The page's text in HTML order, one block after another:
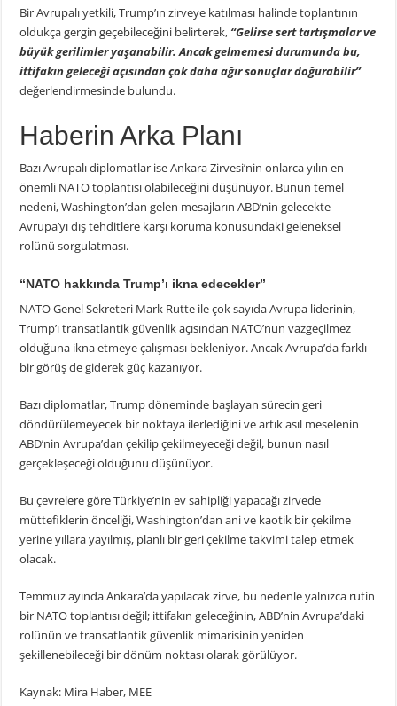
Bir Avrupalı yetkili, Trump’ın zirveye katılması halinde toplantının
oldukça gergin geçebileceğini belirterek, “Gelirse sert tartışmalar ve
büyük gerilimler yaşanabilir. Ancak gelmemesi durumunda bu,
ittifakın geleceği açısından çok daha ağır sonuçlar doğurabilir”
değerlendirmesinde bulundu.
Haberin Arka Planı
Bazı Avrupalı diplomatlar ise Ankara Zirvesi’nin onlarca yılın en
önemli NATO toplantısı olabileceğini düşünüyor. Bunun temel
nedeni, Washington’dan gelen mesajların ABD’nin gelecekte
Avrupa’yı dış tehditlere karşı koruma konusundaki geleneksel
rolünü sorgulatması.
“NATO hakkında Trump’ı ikna edecekler”
NATO Genel Sekreteri Mark Rutte ile çok sayıda Avrupa liderinin,
Trump’ı transatlantik güvenlik açısından NATO’nun vazgeçilmez
olduğuna ikna etmeye çalışması bekleniyor. Ancak Avrupa’da farklı
bir görüş de giderek güç kazanıyor.
Bazı diplomatlar, Trump döneminde başlayan sürecin geri
döndürülemeyecek bir noktaya ilerlediğini ve artık asıl meselenin
ABD’nin Avrupa’dan çekilip çekilmeyeceği değil, bunun nasıl
gerçekleşeceği olduğunu düşünüyor.
Bu çevrelere göre Türkiye’nin ev sahipliği yapacağı zirvede
müttefiklerin önceliği, Washington’dan ani ve kaotik bir çekilme
yerine yıllara yayılmış, planlı bir geri çekilme takvimi talep etmek
olacak.
Temmuz ayında Ankara’da yapılacak zirve, bu nedenle yalnızca rutin
bir NATO toplantısı değil; ittifakın geleceğinin, ABD’nin Avrupa’daki
rolünün ve transatlantik güvenlik mimarisinin yeniden
şekillenebileceği bir dönüm noktası olarak görülüyor.
Kaynak: Mira Haber, MEE